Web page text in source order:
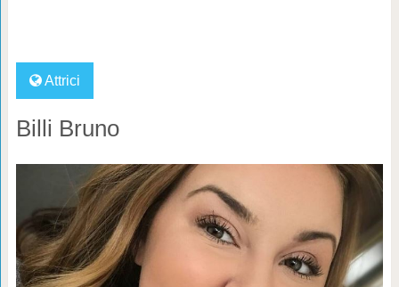
Attrici
Billi Bruno